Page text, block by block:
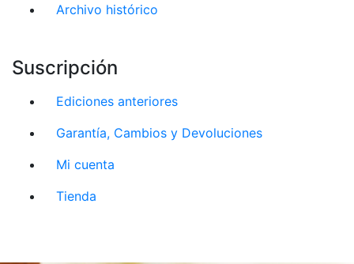
Archivo histórico
Suscripción
Ediciones anteriores
Garantía, Cambios y Devoluciones
Mi cuenta
Tienda